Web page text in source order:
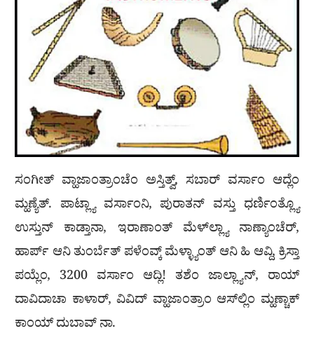
ಸಂಗೀತ್ ವ್ಹಾಜಾಂತ್ರಾಂಚೆಂ ಅಸ್ತಿತ್ವ್, ಸಬಾರ್ ವರ್ಸಾಂ ಆದ್ಲೆಂ
ಮ್ಹಣ್ಯೆತ್. ಪಾಟ್ಲ್ಯಾ ವರ್ಸಾಂನಿ, ಪುರಾತನ್ ವಸ್ತು ಧರ್ಣಿಂತ್ಲ್ಯೊ
ಉಸ್ತುನ್ ಕಾಡ್ತಾನಾ, ಇರಾಣಾಂತ್ ಮೆಳ್‌ಲ್ಲ್ಯಾ ನಾಣ್ಯಾಂಚೆರ್,
ಹಾರ್ಪ್ ಆನಿ ತುಂರ್ಬೆತ್ ಪಳೆಂವ್ಕ್ ಮೆಳ್ಳ್ಯಾಂತ್ ಆನಿ ಹಿ ಆವ್ದಿ, ಕ್ರಿಸ್ತಾ
ಪಯ್ಲೆಂ, 3200 ವರ್ಸಾಂ ಆದ್ಲಿ! ತಶೆಂ ಜಾಲ್ಲ್ಯಾನ್, ರಾಯ್
ದಾವಿದಾಚಾ ಕಾಳಾರ್, ವಿವಿದ್ ವ್ಹಾಜಾಂತ್ರಾಂ ಆಸ್‌ಲ್ಲಿಂ ಮ್ಹಣ್ಚಾಕ್
ಕಾಂಯ್ ದುಬಾವ್ ನಾ.